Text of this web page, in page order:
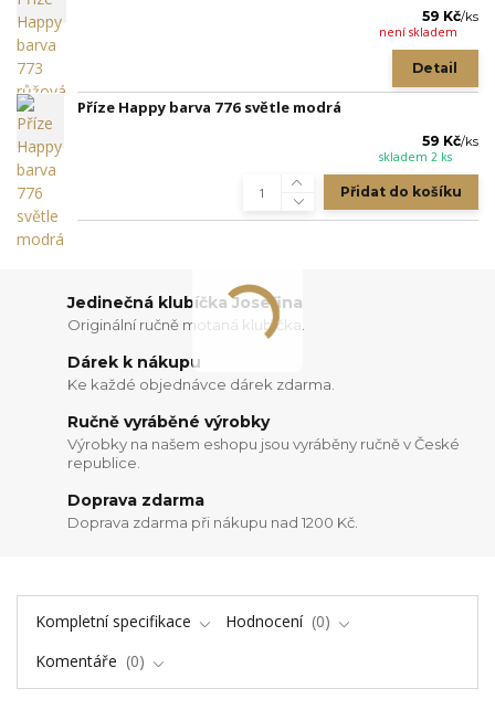
59 Kč/ks
není skladem
Detail
Příze Happy barva 776 světle modrá
59 Kč/ks
skladem 2 ks
Přidat do košíku
Jedinečná klubíčka Josefina
Originální ručně motaná klubíčka.
Dárek k nákupu
Ke každé objednávce dárek zdarma.
Ručně vyráběné výrobky
Výrobky na našem eshopu jsou vyráběny ručně v České
republice.
Doprava zdarma
Doprava zdarma při nákupu nad 1200 Kč.
Kompletní specifikace Hodnocení
0
Komentáře
0